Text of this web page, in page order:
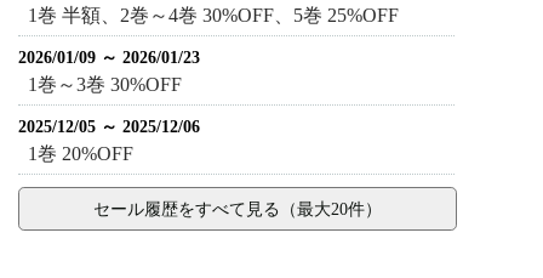
1巻 半額、2巻～4巻 30%OFF、5巻 25%OFF
2026/01/09 ～ 2026/01/23
1巻～3巻 30%OFF
2025/12/05 ～ 2025/12/06
1巻 20%OFF
セール履歴をすべて見る（最大20件）